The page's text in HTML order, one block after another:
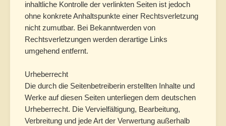
inhaltliche Kontrolle der verlinkten Seiten ist jedoch
ohne konkrete Anhaltspunkte einer Rechtsverletzung
nicht zumutbar. Bei Bekanntwerden von
Rechtsverletzungen werden derartige Links
umgehend entfernt.
Urheberrecht
Die durch die Seitenbetreiberin erstellten Inhalte und
Werke auf diesen Seiten unterliegen dem deutschen
Urheberrecht. Die Vervielfältigung, Bearbeitung,
Verbreitung und jede Art der Verwertung außerhalb